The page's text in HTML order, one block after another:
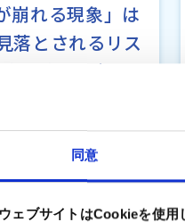
同意
ェブサイトはCookieを使用
崩れる現象」は
落とされるリス
）断裂と